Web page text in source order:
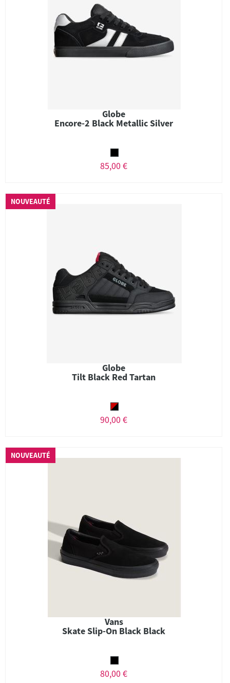
Globe
Encore-2 Black Metallic Silver
85,00 €
NOUVEAUTÉ
Globe
Tilt Black Red Tartan
90,00 €
NOUVEAUTÉ
Vans
Skate Slip-On Black Black
80,00 €